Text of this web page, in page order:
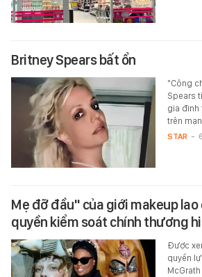
Britney Spears bất ổn
"Công
Spears
gia đình
trên
STAR -
Mẹ đỡ đầu" của giới makeup
quyền kiểm soát chính thương
Được
quyền